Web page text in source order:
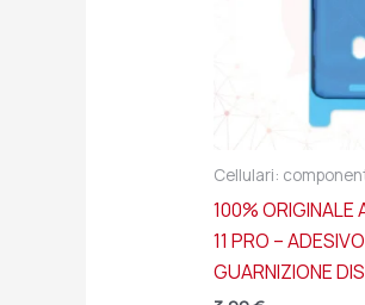
Cellulari:
100% ORIGINALE
11 PRO –
GUARNIZIONE